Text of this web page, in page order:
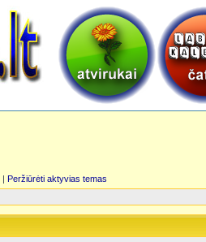
| Peržiūrėti aktyvias temas